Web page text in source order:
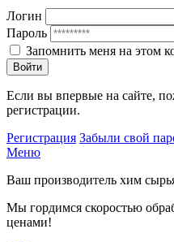
Логин
Пароль
Запомнить меня на этом
Войти
Если вы впервые на сайте,
регистрации.
Регистрация Забыли свой
Меню
Ваш производитель хим
Мы гордимся скоростью
ценами!